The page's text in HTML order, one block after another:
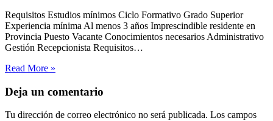
Requisitos Estudios mínimos Ciclo Formativo Grado Superior
Experiencia mínima Al menos 3 años Imprescindible residente en
Provincia Puesto Vacante Conocimientos necesarios Administrativo
Gestión Recepcionista Requisitos…
Read More »
Deja un comentario
Tu dirección de correo electrónico no será publicada. Los campos